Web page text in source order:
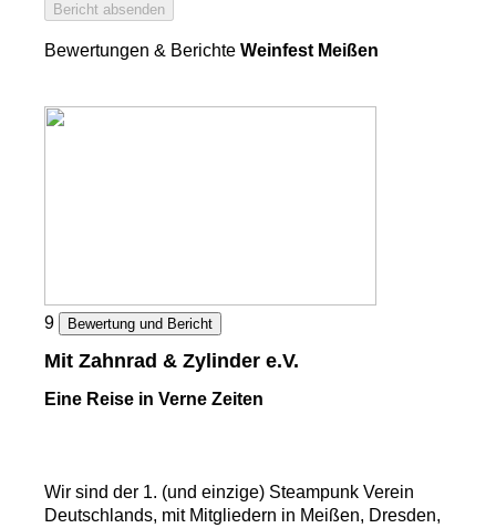
Bericht absenden
Bewertungen & Berichte Weinfest Meißen
9 Bewertung und Bericht
Mit Zahnrad & Zylinder e.V.
Eine Reise in Verne Zeiten
Wir sind der 1. (und einzige) Steampunk Verein
Deutschlands, mit Mitgliedern in Meißen, Dresden,